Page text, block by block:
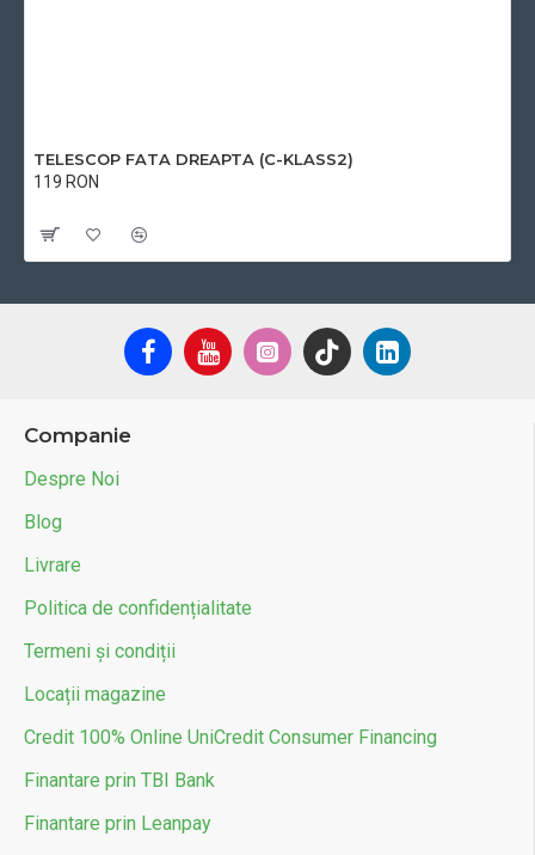
TELESCOP FATA DREAPTA (C-KLASS2)
119 RON
Companie
Despre Noi
Blog
Livrare
Politica de confidențialitate
Termeni și condiții
Locații magazine
Credit 100% Online UniCredit Consumer Financing
Finantare prin TBI Bank
Finantare prin Leanpay